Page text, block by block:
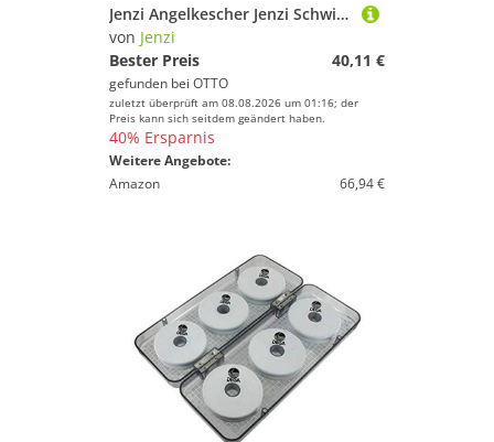
Jenzi Angelkescher Jenzi Schwimmender Setzkescher 6mm 50cm (1-St), Schwimmend, 4 großen Auftriebskörpern, Hochwertiges, fischschonendes und kräftiges Hexa-Mesh-Gewebe, Maschenweite ca. 6 mm, Material: 100 % Polyester
von Jenzi
Bester Preis
40,11 €
gefunden bei OTTO
zuletzt überprüft am 08.08.2026 um 01:16; der
Preis kann sich seitdem geändert haben.
40% Ersparnis
Weitere Angebote:
Amazon
66,94 €